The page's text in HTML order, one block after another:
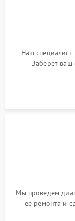
Наш
Заберет ваш
Мы проведем
ее ремонта и